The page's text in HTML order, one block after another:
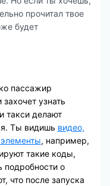
прочитал твое
будет
пассажир
узнать
такси делают
Ты видишь видео,
, например,
такие коды,
подробности о
что после запуска